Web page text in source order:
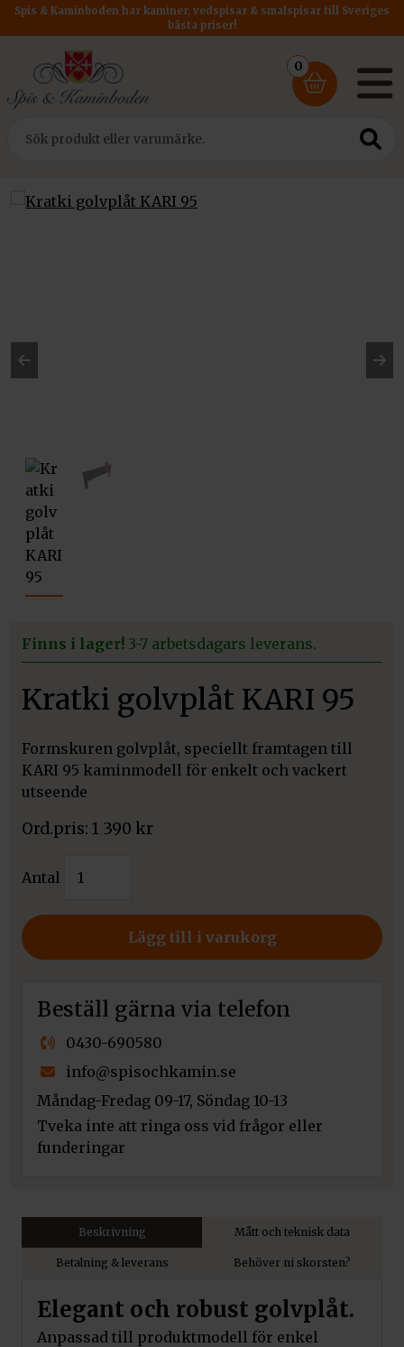
Spis & Kaminboden har kaminer, vedspisar & smalspisar till Sveriges
bästa priser!
0
Finns i lager! 3-7 arbetsdagars leverans.
Kratki golvplåt KARI 95
Formskuren golvplåt, speciellt framtagen till
KARI 95 kaminmodell för enkelt och vackert
utseende
1 390 kr
Antal
golvplåt
Lägg till i varukorg
Beställ gärna via telefon
0430-690580
info@spisochkamin.se
Måndag-Fredag 09-17, Söndag 10-13
Tveka inte att ringa oss vid frågor eller
funderingar
Beskrivning Mått och teknisk data
Betalning & leverans Behöver ni skorsten?
Elegant och robust golvplåt.
Anpassad till produktmodell för enkel